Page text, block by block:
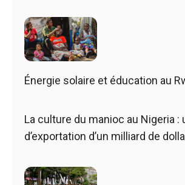
Énergie solaire et éducation au
La culture du manioc au Nigeria :
d’exportation d’un milliard de